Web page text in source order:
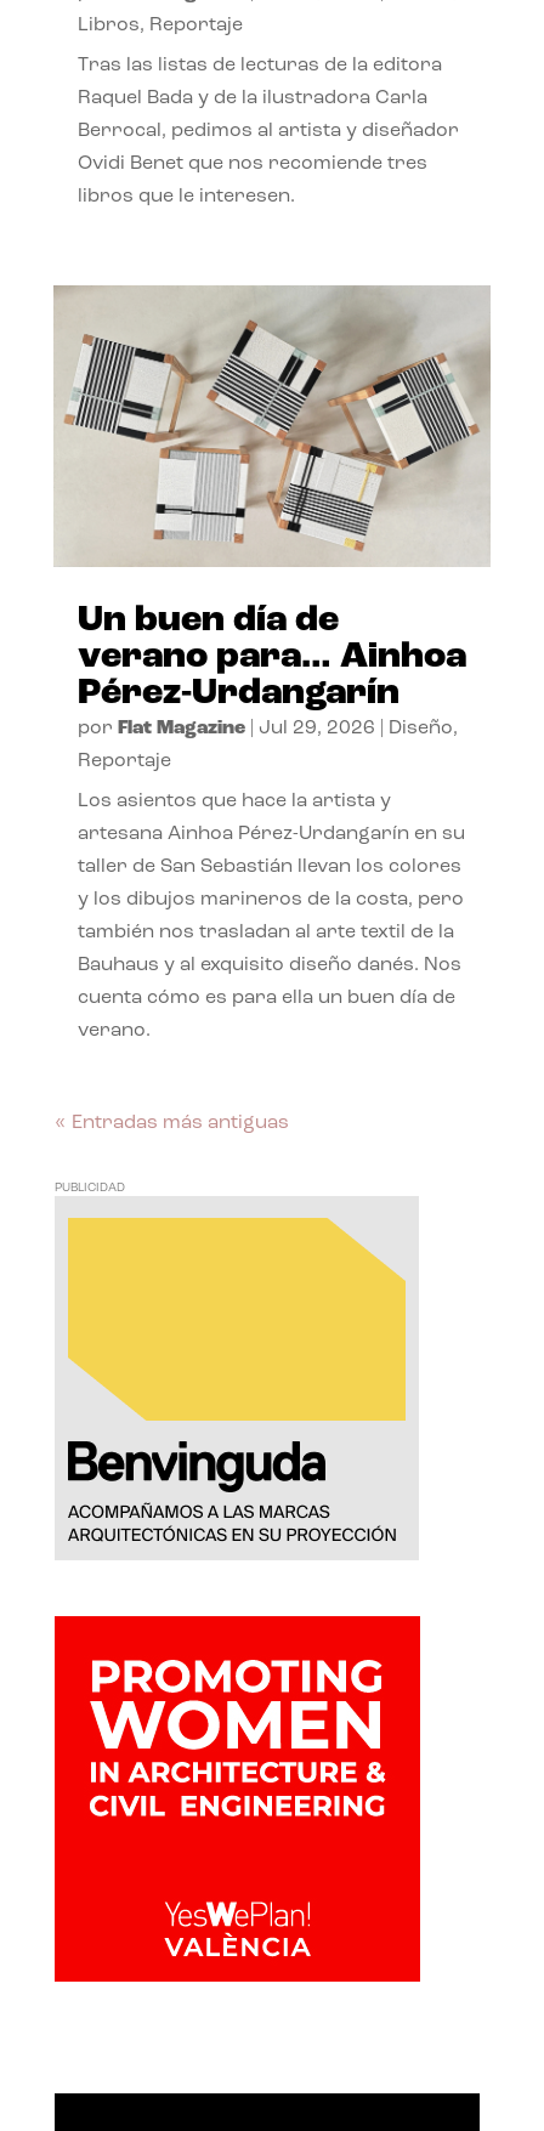
Libros, Reportaje
Tras las listas de lecturas de la editora
Raquel Bada y de la ilustradora Carla
Berrocal, pedimos al artista y diseñador
Ovidi Benet que nos recomiende tres
libros que le interesen.
Un buen día de
verano para… Ainhoa
Pérez-Urdangarín
por Flat Magazine| Jul 29, 2026 Diseño,
Reportaje
Los asientos que hace la artista y
artesana Ainhoa Pérez-Urdangarín en su
taller de San Sebastián llevan los colores
y los dibujos marineros de la costa, pero
también nos trasladan al arte textil de la
Bauhaus y al exquisito diseño danés. Nos
cuenta cómo es para ella un buen día de
verano.
« Entradas más antiguas
PUBLICIDAD